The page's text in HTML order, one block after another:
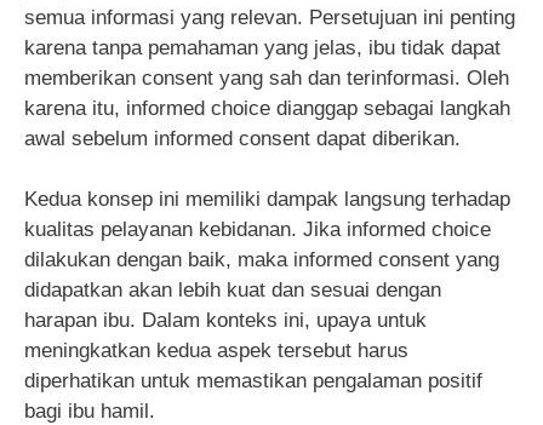
semua informasi yang relevan. Persetujuan ini penting
karena tanpa pemahaman yang jelas, ibu tidak dapat
memberikan consent yang sah dan terinformasi. Oleh
karena itu, informed choice dianggap sebagai langkah
awal sebelum informed consent dapat diberikan.
Kedua konsep ini memiliki dampak langsung terhadap
kualitas pelayanan kebidanan. Jika informed choice
dilakukan dengan baik, maka informed consent yang
didapatkan akan lebih kuat dan sesuai dengan
harapan ibu. Dalam konteks ini, upaya untuk
meningkatkan kedua aspek tersebut harus
diperhatikan untuk memastikan pengalaman positif
bagi ibu hamil.